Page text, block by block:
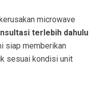
microwave
terlebih dahulu
siap memberikan
sesuai kondisi unit